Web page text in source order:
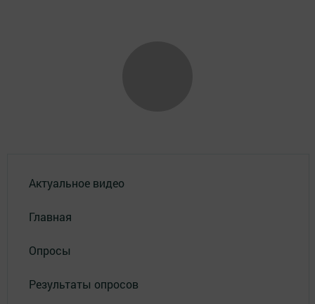
Актуальное видео
Главная
Опросы
Результаты опросов